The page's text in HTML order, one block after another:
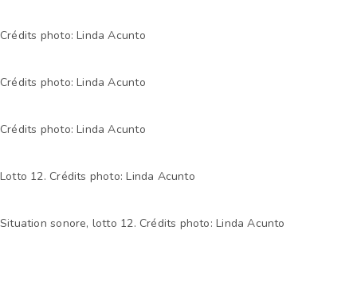
Crédits photo: Linda Acunto
Crédits photo: Linda Acunto
Crédits photo: Linda Acunto
Lotto 12. Crédits photo: Linda Acunto
Situation sonore, lotto 12. Crédits photo: Linda Acunto